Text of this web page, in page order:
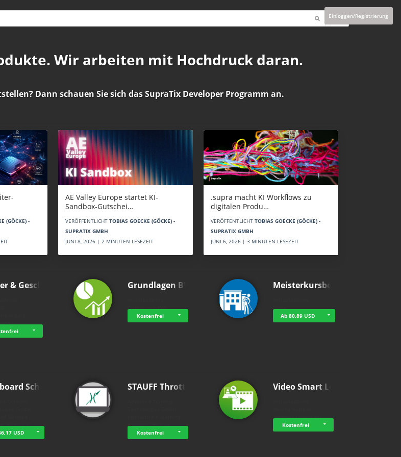
Einloggen/Registrierung
Wir arbeiten mit Hochdruck daran.
Dann schauen Sie sich dasSupraTix Developer Programm an.
(GÖCKE) -
AE Valley Europe startet KI-
Sandbox-Gutschei…
VERÖFFENTLICHT TOBIAS GOECKE (GÖCKE) -
SUPRATIX GMBH
JUNI 8, 2026 | 2 MINUTEN LESEZEIT
.supra macht KI Workflows zu
digitalen Produ…
VERÖFFENTLICHT TOBIAS GOECKE (GÖCKE) -
SUPRATIX GMBH
JUNI 6, 2026 | 3 MINUTEN LESEZEIT
& Geschi… Grundlagen BWL
Grundlagen BWL
Kostenfrei
Meisterkursbegl…
None
Ab 80,89 USD
Schl…
Hydrauliks…
USD
STAUFF Throttle…
from the "Hydrau…
Kostenfrei
Video Smart Lea…
digitales Lernen hat - …
Kostenfrei